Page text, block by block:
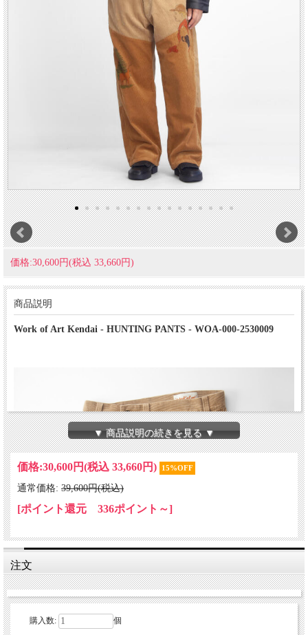
価格:30,600円(税込 33,660円)
商品説明
Work of Art Kendai - HUNTING PANTS - WOA-000-2530009
▼ 商品説明の続きを見る ▼
価格:30,600円(税込 33,660円) 15%OFF
通常価格: 39,600円(税込)
[ポイント還元 336ポイント～]
注文
購入数: 個